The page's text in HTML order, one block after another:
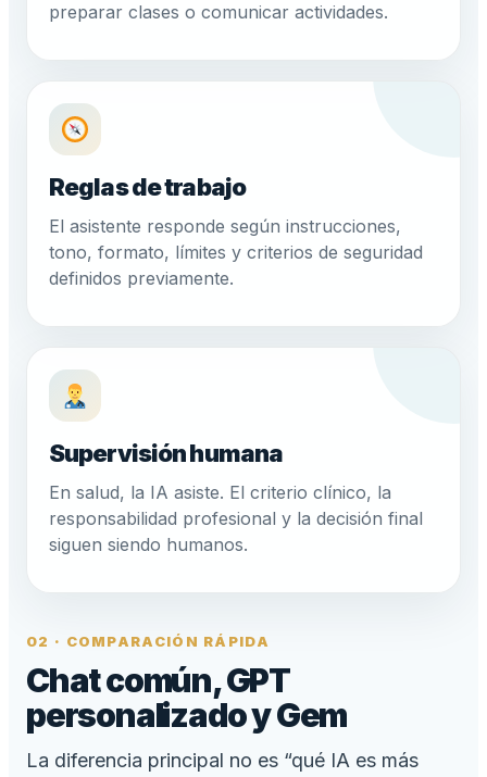
preparar clases o comunicar actividades.
Reglas de trabajo
El asistente responde según instrucciones,
tono, formato, límites y criterios de seguridad
definidos previamente.
Supervisión humana
En salud, la IA asiste. El criterio clínico, la
responsabilidad profesional y la decisión final
siguen siendo humanos.
02 · COMPARACIÓN RÁPIDA
Chat común, GPT
personalizado y Gem
La diferencia principal no es “qué IA es más